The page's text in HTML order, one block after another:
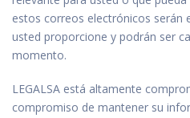
estos correos electrónicos serán
usted proporcione y podrán ser
momento.
LEGALSA está altamente
compromiso de mantener su